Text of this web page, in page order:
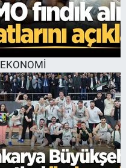
EKONOMİ
EĞİTİM
ÖZEL HABER
HALK54 PANORAMA